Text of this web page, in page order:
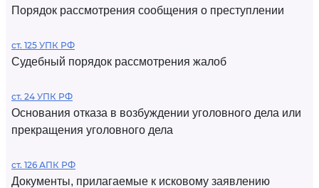
Порядок рассмотрения сообщения о преступлении
ст. 125 УПК РФ
Судебный порядок рассмотрения жалоб
ст. 24 УПК РФ
Основания отказа в возбуждении уголовного дела или
прекращения уголовного дела
ст. 126 АПК РФ
Документы, прилагаемые к исковому заявлению